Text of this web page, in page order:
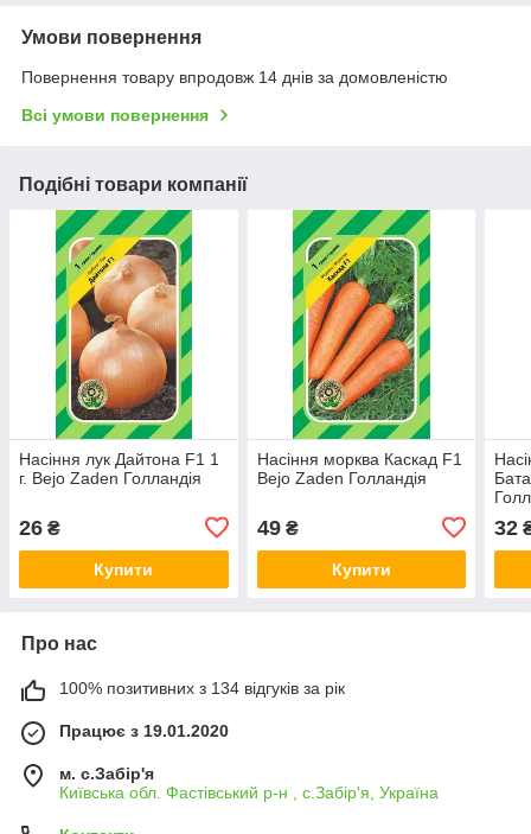
Умови повернення
Повернення товару впродовж 14 днів за домовленістю
Всі умови повернення
Подібні товари компанії
Насіння лук Дайтона F1 1
г. Bejo Zaden Голландія
26 ₴
Купити
Насіння морква Каскад F1
Bejo Zaden Голландія
49₴
Купити
32
Про нас
100% позитивних з 134 відгуків за рік
Працює з 19.01.2020
м. с.Забір'я
Київська обл. Фастівський р-н , с.Забір'я, Україна